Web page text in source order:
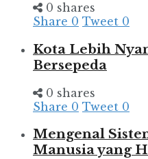
0 shares
Share 0 Tweet 0
Kota Lebih
Bersepeda
0 shares
Share 0 Tweet 0
Mengenal
Manusia yang